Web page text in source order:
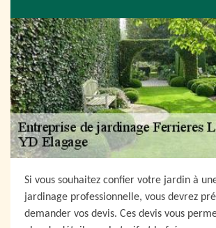
Si vous souhaitez confier votre jardin à
jardinage professionnelle, vous devrez
demander vos devis. Ces devis vous